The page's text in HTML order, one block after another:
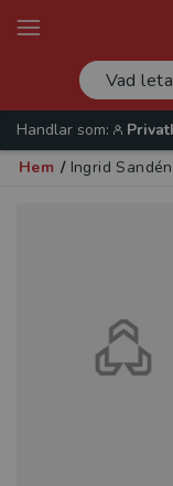
Handlar som:
Hem / Ingrid Sandén